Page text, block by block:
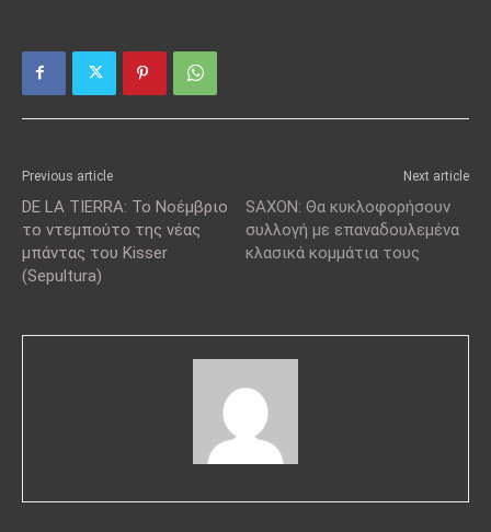
Previous article
DE LA TIERRA: Το Νοέμβριο
το ντεμπούτο της νέας
μπάντας του Kisser
(Sepultura)
Next article
SAXON: Θα κυκλοφορήσουν
συλλογή με επαναδουλεμένα
κλασικά κομμάτια τους